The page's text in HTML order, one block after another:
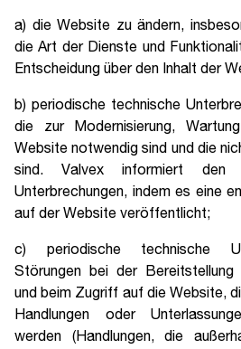
a) die Website zu ändern,
die Art der Dienste und
Entscheidung über den Inhalt der
b) periodische technische
die zur Modernisierung,
Website notwendig sind und die
sind. Valvex informiert den
Unterbrechungen, indem es eine
auf der Website veröffentlicht;
c) periodische technische
Störungen bei der Bereitstellung
und beim Zugriff auf die Website,
Handlungen oder
werden (Handlungen, die